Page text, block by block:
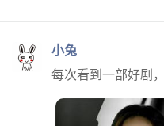
小兔
每次看到一部好剧